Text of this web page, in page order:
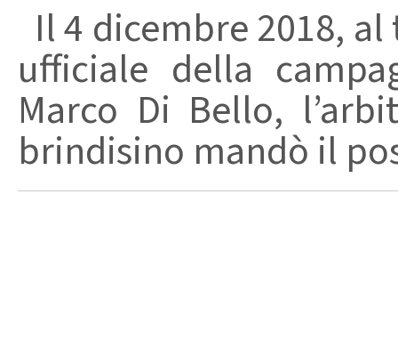
Il 4 dicembre 2018,
ufficiale della
Marco Di Bello,
brindisino mandò il